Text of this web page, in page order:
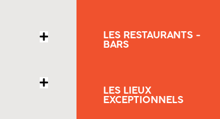
LES RESTAURANTS -
BARS
LES LIEUX
EXCEPTIONNELS